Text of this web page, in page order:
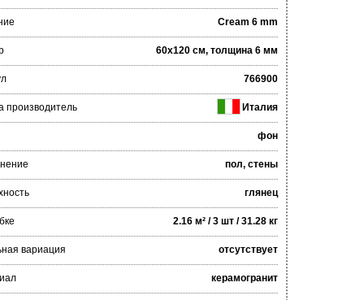
Cream 6 mm
60x120 см, толщина 6 мм
766900
производитель Италия
фон
пол, стены
глянец
2.16 м² / 3 шт / 31.28 кг
вариация отсутствует
керамогранит